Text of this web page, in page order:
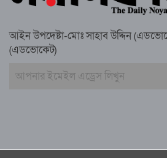
স্মরণ সভায় মিলাদ ও
আইন উপদেষ্টা-মোঃ সাহাব উদ্দিন
(এডভোকেট)